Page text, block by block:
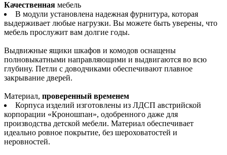
Качественная мебель
В модули установлена надежная фурнитура, которая
выдерживает любые нагрузки. Вы можете быть уверены, что
мебель прослужит вам долгие годы.
Выдвижные ящики шкафов и комодов оснащены
полновыкатными направляющими и выдвигаются во всю
глубину. Петли с доводчиками обеспечивают плавное
закрывание дверей.
Материал, проверенный временем
Корпуса изделий изготовлены из ЛДСП австрийской
корпорации «Кроношпан», одобренного даже для
производства детской мебели. Материал обеспечивает
идеально ровное покрытие, без шероховатостей и
неровностей.